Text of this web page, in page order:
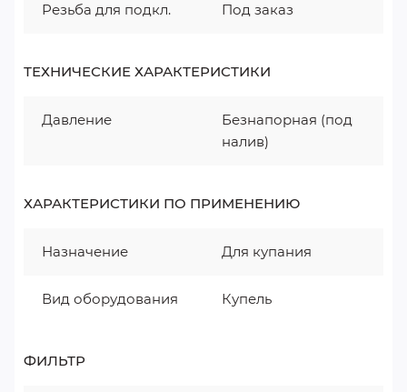
Резьба для подкл. Под заказ
ТЕХНИЧЕСКИЕ ХАРАКТЕРИСТИКИ
Давление
Безнапорная (под
налив)
ХАРАКТЕРИСТИКИ ПО ПРИМЕНЕНИЮ
Назначение Для купания
Вид оборудования Купель
ФИЛЬТР